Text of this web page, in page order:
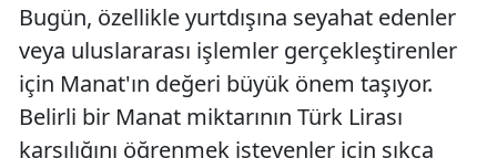
Bugün, özellikle yurtdışına seyahat edenler
veya uluslararası işlemler gerçekleştirenler
için Manat'ın değeri büyük önem taşıyor.
Belirli bir Manat miktarının Türk Lirası
karşılığını öğrenmek isteyenler için sıkça